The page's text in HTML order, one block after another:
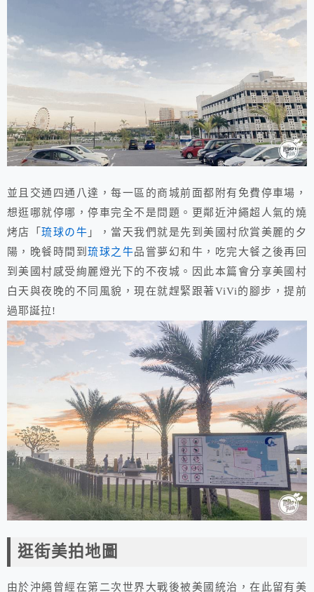
並且交通四通八達，每一區的商城前面都附有免費停車場，
想逛哪就停哪，停車完全不是問題。更鄰近沖繩超人氣的燒
烤店「琉球の牛 」，當天我們就是先到美國村欣賞美麗的夕
陽，晚餐時間到琉球之牛品嘗夢幻和牛，吃完大餐之後再回
到美國村感受絢麗燈光下的不夜城。因此本篇會分享美國村
白天與夜晚的不同風貌，現在就趕緊跟著ViVi的腳步，提前
過耶誕拉!
逛街美拍地圖
由於沖繩曾經在第二次世界大戰後被美國統治，在此留有美